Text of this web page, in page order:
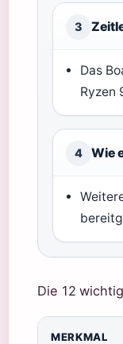
3
Das
Ryzen
4 Wie
Die 12
MERKMAL